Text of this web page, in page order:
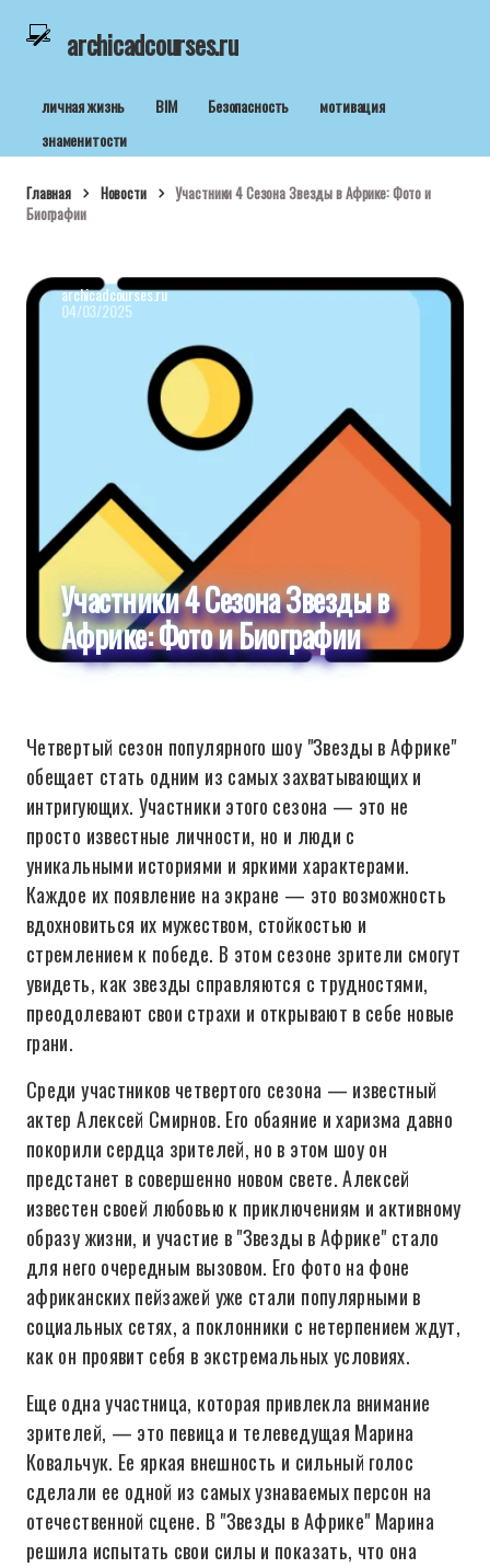
archicadcourses.ru
личная жизнь BIM Безопасность
мотивация
знаменитости
Главная Новости
Участники 4 Сезона Звезды в Африке: Фото и
Биографии
archicadcourses.ru
04/03/2025
Участники 4 Сезона Звезды в
Африке: Фото и Биографии
Четвертый сезон популярного шоу "Звезды в Африке"
обещает стать одним из самых захватывающих и
интригующих. Участники этого сезона — это не
просто известные личности, но и люди с
уникальными историями и яркими характерами.
Каждое их появление на экране — это возможность
вдохновиться их мужеством, стойкостью и
стремлением к победе. В этом сезоне зрители смогут
увидеть, как звезды справляются с трудностями,
преодолевают свои страхи и открывают в себе новые
грани.
Среди участников четвертого сезона — известный
актер Алексей Смирнов. Его обаяние и харизма давно
покорили сердца зрителей, но в этом шоу он
предстанет в совершенно новом свете. Алексей
известен своей любовью к приключениям и активному
образу жизни, и участие в "Звезды в Африке" стало
для него очередным вызовом. Его фото на фоне
африканских пейзажей уже стали популярными в
социальных сетях, а поклонники с нетерпением ждут,
как он проявит себя в экстремальных условиях.
Еще одна участница, которая привлекла внимание
зрителей, — это певица и телеведущая Марина
Ковальчук. Ее яркая внешность и сильный голос
сделали ее одной из самых узнаваемых персон на
отечественной сцене. В "Звезды в Африке" Марина
решила испытать свои силы и показать, что она